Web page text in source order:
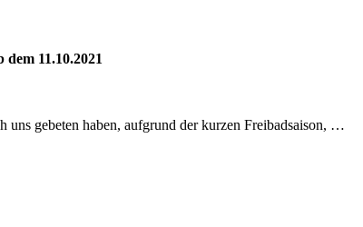
11.10.2021
gebeten haben, aufgrund der kurzen Freibadsaison, …